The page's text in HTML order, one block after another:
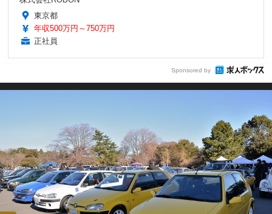
東京都
年収500万円～750万円
正社員
Sponsored by